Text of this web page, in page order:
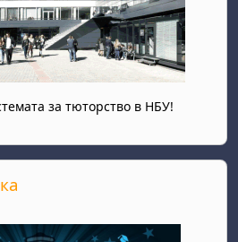
за тюторство в НБУ!